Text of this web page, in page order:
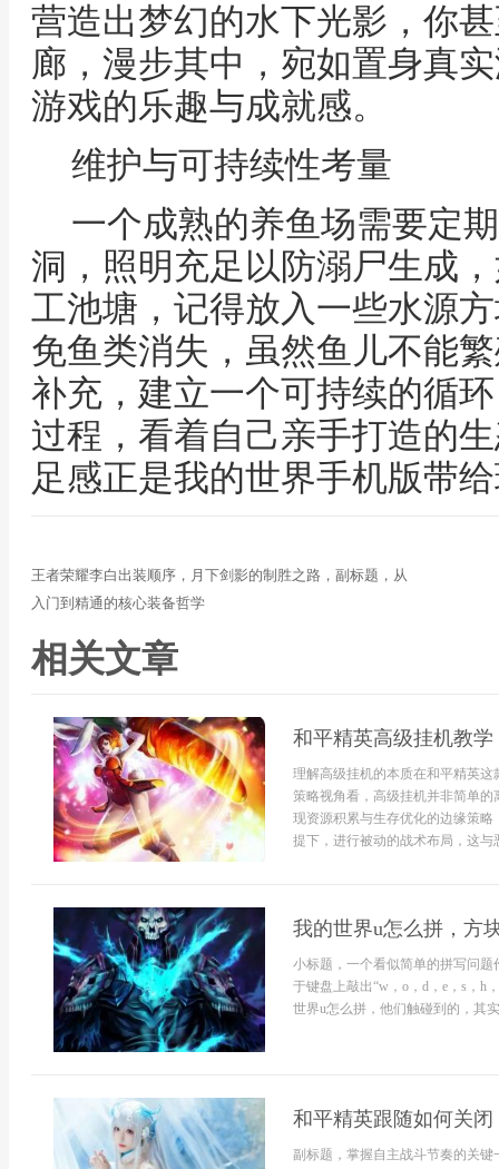
营造出梦幻的水下光影，你
廊，漫步其中，宛如置身真
游戏的乐趣与成就感。
维护与可持续性考量
一个成熟的养鱼场需要定
洞，照明充足以防溺尸生成
工池塘，记得放入一些水源
免鱼类消失，虽然鱼儿不能
补充，建立一个可持续的循
过程，看着自己亲手打造的
足感正是我的世界手机版带
王者荣耀李白出装顺序，月下剑影的制胜之路，副标题，从
入门到精通的核心装备哲学
相关文章
和平精英高级挂机教
理解高级挂机的本质在和平精英
策略视角看，高级挂机并非简单
现资源积累与生存优化的边缘策
提下，进行被动的战术布局，这
我的世界u怎么拼，方
小标题，一个看似简单的拼写问
于键盘上敲出“w，o，d，e，s，h
世界u怎么拼，他们触碰到的，其
和平精英跟随如何关
副标题，掌握自主战斗节奏的关